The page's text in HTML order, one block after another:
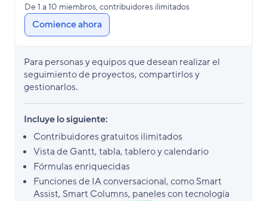
De 1 a 10 miembros, contribuidores ilimitados
Comience ahora
Para personas y equipos que desean realizar el
seguimiento de proyectos, compartirlos y
gestionarlos.
Incluye lo siguiente:
Contribuidores gratuitos ilimitados
Vista de Gantt, tabla, tablero y calendario
Fórmulas enriquecidas
Funciones de IA conversacional, como Smart
Assist, Smart Columns, paneles con tecnología